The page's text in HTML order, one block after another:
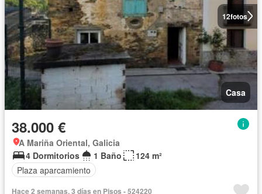
12fotos
Casa
38.000 €
A Mariña Oriental, Galicia
4 Dormitorios
1 Baño
124 m²
Plaza aparcamiento
Hace 2 semanas, 3 días en Pisos - 524220